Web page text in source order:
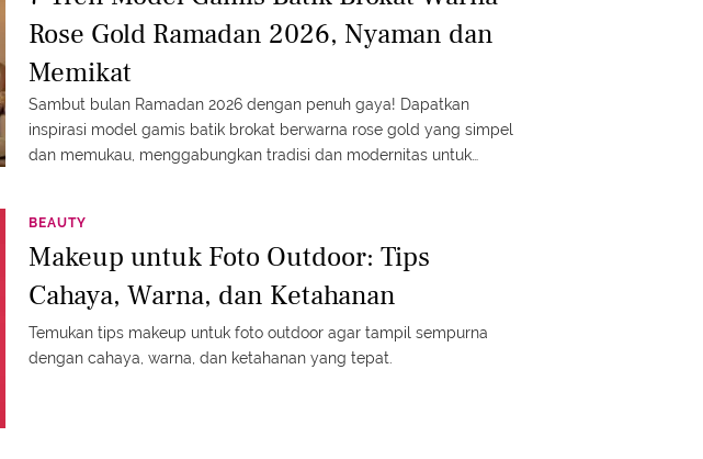
Rose Gold Ramadan 2026, Nyaman dan
Memikat
Sambut bulan Ramadan 2026 dengan penuh gaya! Dapatkan
inspirasi model gamis batik brokat berwarna rose gold yang simpel
dan memukau, menggabungkan tradisi dan modernitas untuk
BEAUTY
Makeup untuk Foto Outdoor: Tips
Cahaya, Warna, dan Ketahanan
Temukan tips makeup untuk foto outdoor agar tampil sempurna
dengan cahaya, warna, dan ketahanan yang tepat.